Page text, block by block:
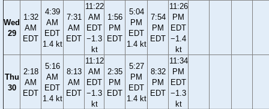
Wed
29
1:32
AM
EDT
4:39
AM
EDT
1.4 kt
7:31
AM
EDT
11:22
AM
EDT
−1.3
kt
1:56
PM
EDT
5:04
PM
EDT
1.4 kt
7:54
PM
EDT
11:26
PM
EDT
−1.4
kt
Thu
30
2:18
AM
EDT
5:16
AM
EDT
1.4 kt
8:13
AM
EDT
11:12
AM
EDT
−1.3
kt
2:35
PM
EDT
5:27
PM
EDT
1.4 kt
8:32
PM
EDT
11:34
PM
EDT
−1.3
kt